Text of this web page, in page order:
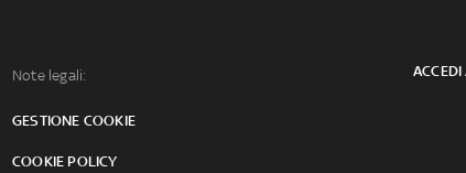
Note legali:
GESTIONE COOKIE
COOKIE POLICY